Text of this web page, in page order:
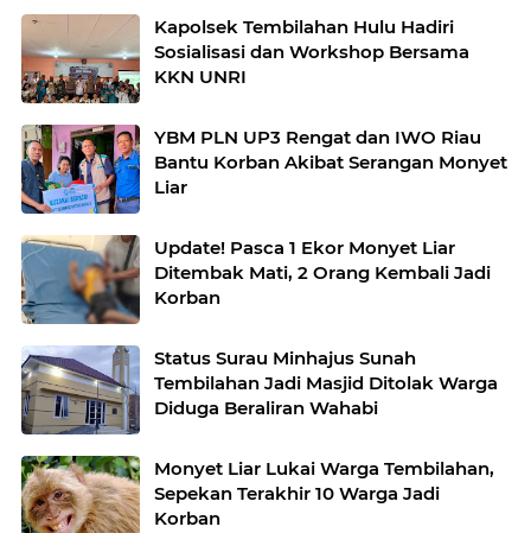
Kapolsek Tembilahan Hulu Hadiri
Sosialisasi dan Workshop Bersama
KKN UNRI
YBM PLN UP3 Rengat dan IWO Riau
Bantu Korban Akibat Serangan Monyet
Liar
Update! Pasca 1 Ekor Monyet Liar
Ditembak Mati, 2 Orang Kembali Jadi
Korban
Status Surau Minhajus Sunah
Tembilahan Jadi Masjid Ditolak Warga
Diduga Beraliran Wahabi
Monyet Liar Lukai Warga Tembilahan,
Sepekan Terakhir 10 Warga Jadi
Korban